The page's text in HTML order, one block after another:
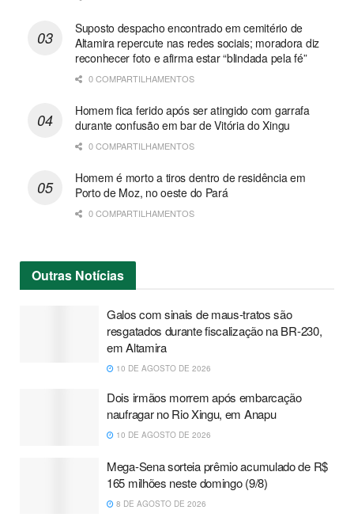
Suposto despacho encontrado em cemitério de
Altamira repercute nas redes sociais; moradora diz
reconhecer foto e afirma estar “blindada pela fé”
0 COMPARTILHAMENTOS
Homem fica ferido após ser atingido com garrafa
durante confusão em bar de Vitória do Xingu
0 COMPARTILHAMENTOS
Homem é morto a tiros dentro de residência em
Porto de Moz, no oeste do Pará
0 COMPARTILHAMENTOS
Outras Notícias
Galos com sinais de maus-tratos são
resgatados durante fiscalização na BR-230,
em Altamira
10 DE AGOSTO DE 2026
Dois irmãos morrem após embarcação
naufragar no Rio Xingu, em Anapu
10 DE AGOSTO DE 2026
Mega-Sena sorteia prêmio acumulado de R$
165 milhões neste domingo (9/8)
8 DE AGOSTO DE 2026